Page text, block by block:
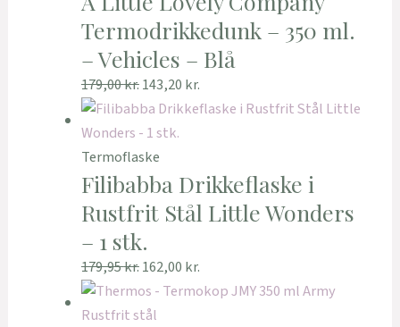
Termodrikkedunk – 350 ml.
– Vehicles – Blå
179,00kr.143,20 kr.
Termoflaske
Filibabba Drikkeflaske i
Rustfrit Stål Little Wonders
– 1 stk.
179,95kr.162,00 kr.